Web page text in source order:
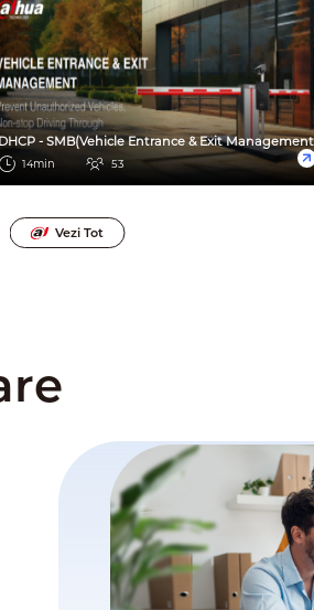
DHCP - SMB(Vehicle Entrance & Exit
14min 53
Vezi Tot